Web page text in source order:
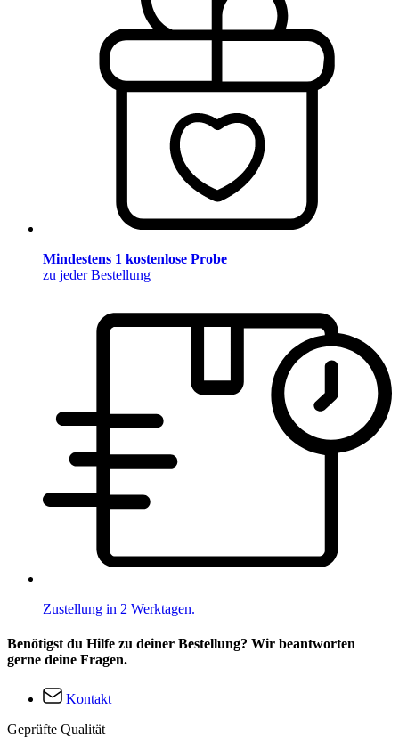
Mindestens 1 kostenlose Probe
zu jeder Bestellung
Zustellung in 2 Werktagen.
Benötigst du Hilfe zu deiner Bestellung? Wir beantworten
gerne deine Fragen.
Kontakt
Geprüfte Qualität